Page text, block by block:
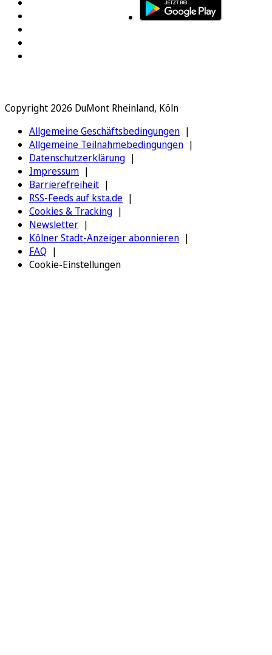
Copyright 2026 DuMont Rheinland, Köln
Allgemeine Geschäftsbedingungen
Allgemeine Teilnahmebedingungen
Datenschutzerklärung
Impressum
Barrierefreiheit
RSS-Feeds auf ksta.de
Cookies & Tracking
Newsletter
Kölner Stadt-Anzeiger abonnieren
FAQ
Cookie-Einstellungen